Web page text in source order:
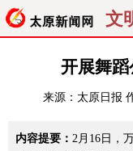
文
经济
纵横
开展舞
来源： 太原日报
内容提要： 2月16日，